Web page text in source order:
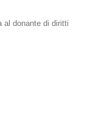
al donante di diritti